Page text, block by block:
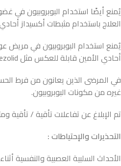
العلاج باستخدام مثبطات أكسيداز
يُمنع استخدام البوبروبيون في مريض
أحادي الأمين قابلة للعكس مثل linezolid أو الميثيلين الأزرق في الوريد
في المرضى الذين يعانون من فرط
غيره من مكونات البوبروبيون.
تم الإبلاغ عن تفاعلات تأقية / تأقية
التحذيرات والإحتياطات :
الأحداث السلبية العصبية والنفسية